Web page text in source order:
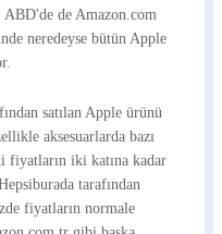
de Amazon.com
neredeyse bütün Apple
satılan Apple ürünü
aksesuarlarda bazı
fiyatların iki katına kadar
tarafından
fiyatların normale